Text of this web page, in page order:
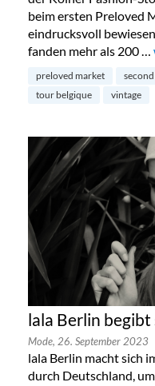
beim ersten Preloved
eindrucksvoll
fanden mehr als 200 …
preloved market
tour belgique
vintage
lala Berlin begibt
Mode, 26. September 2023
lala Berlin macht sich
durch Deutschland,